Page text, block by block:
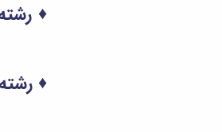
♦
♦